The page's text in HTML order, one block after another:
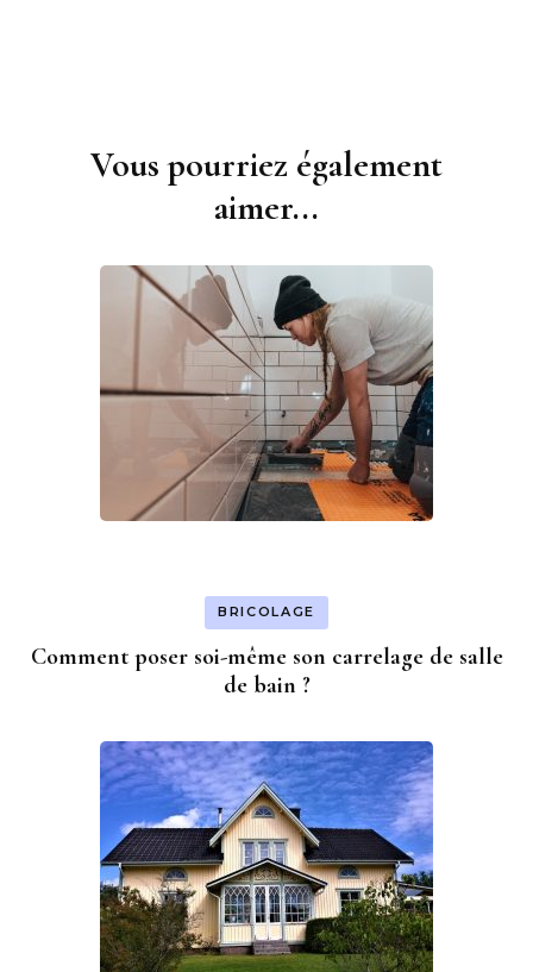
NavigationVous pourriez également
aimer...
BRICOLAGE
Comment poser soi-même son carrelage de salle
de bain ?